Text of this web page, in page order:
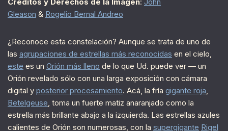
Gleason & Rogelio Bernal Andreo
¿Reconoce esta constelación? Aunque se trata de uno de
las agrupaciones de estrellas más reconocidas en el cielo,
este es un Orión más lleno de lo que Ud. puede ver — un
Orión revelado sólo con una larga exposición con cámara
digital y posterior procesamiento. Acá, la fría gigante roja
Betelgeuse , toma un fuerte matiz anaranjado como la
estrella más brillante abajo a la izquierda. Las estrellas azules
calientes de Orión son numerosas, con la supergigante Rigel